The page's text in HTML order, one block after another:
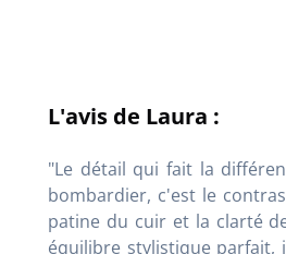
L'avis de Laura :
"Le détail qui fait la
bombardier, c'est le
patine du cuir et la clarté
équilibre stylistique parfait,